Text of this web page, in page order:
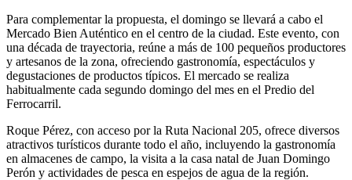
Para complementar la propuesta, el domingo se llevará a cabo el
Mercado Bien Auténtico en el centro de la ciudad. Este evento, con
una década de trayectoria, reúne a más de 100 pequeños productores
y artesanos de la zona, ofreciendo gastronomía, espectáculos y
degustaciones de productos típicos. El mercado se realiza
habitualmente cada segundo domingo del mes en el Predio del
Ferrocarril.
Roque Pérez, con acceso por la Ruta Nacional 205, ofrece diversos
atractivos turísticos durante todo el año, incluyendo la gastronomía
en almacenes de campo, la visita a la casa natal de Juan Domingo
Perón y actividades de pesca en espejos de agua de la región.